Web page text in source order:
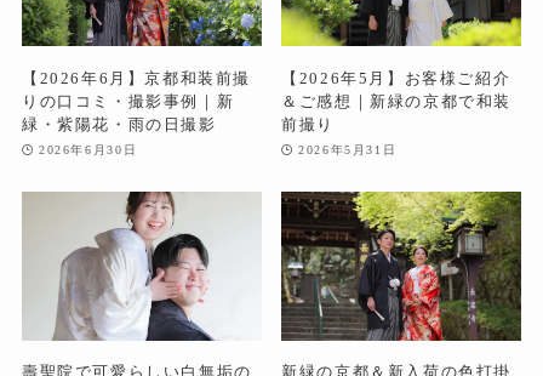
【2026年6月】京都和装前撮
りの口コミ・撮影事例｜新
緑・紫陽花・雨の日撮影
2026年6月30日
【2026年5月】お客様ご紹介
＆ご感想｜新緑の京都で和装
前撮り
2026年5月31日
壽聖院で可愛らしい白無垢の 新緑の京都＆新入荷の色打掛